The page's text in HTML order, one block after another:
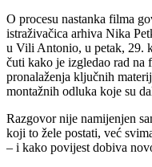
O procesu nastanka filma
istraživačica arhiva Nika
u Vili Antonio, u petak, 29.
čuti kako je izgledao rad na
pronalaženja ključnih
montažnih odluka koje su
Razgovor nije namijenjen
koji to žele postati, već
– i kako povijest dobiva